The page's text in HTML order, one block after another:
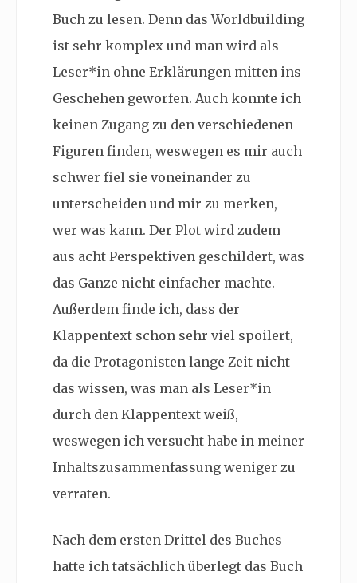
Buch zu lesen. Denn das Worldbuilding
ist sehr komplex und man wird als
Leser*in ohne Erklärungen mitten ins
Geschehen geworfen. Auch konnte ich
keinen Zugang zu den verschiedenen
Figuren finden, weswegen es mir auch
schwer fiel sie voneinander zu
unterscheiden und mir zu merken,
wer was kann. Der Plot wird zudem
aus acht Perspektiven geschildert, was
das Ganze nicht einfacher machte.
Außerdem finde ich, dass der
Klappentext schon sehr viel spoilert,
da die Protagonisten lange Zeit nicht
das wissen, was man als Leser*in
durch den Klappentext weiß,
weswegen ich versucht habe in meiner
Inhaltszusammenfassung weniger zu
verraten.
Nach dem ersten Drittel des Buches
hatte ich tatsächlich überlegt das Buch